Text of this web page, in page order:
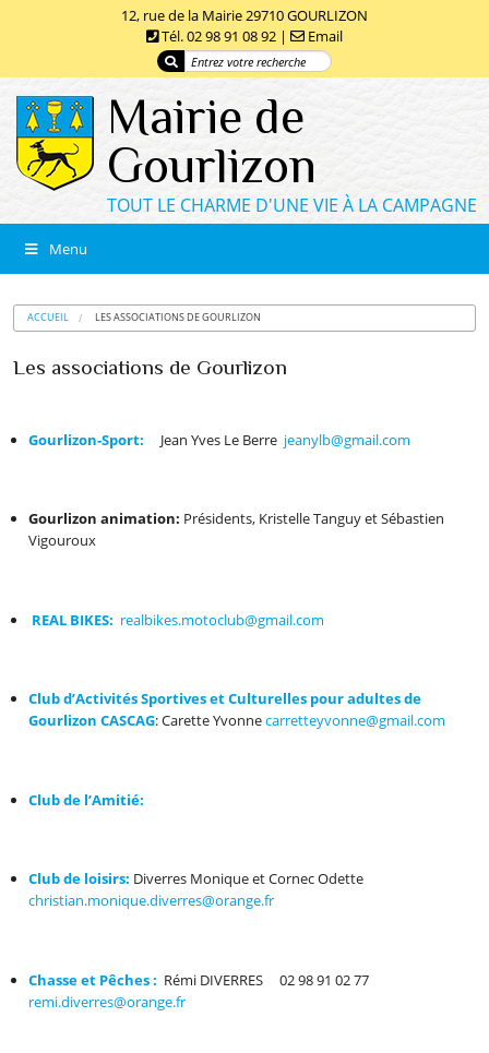
12, rue de la Mairie 29710 GOURLIZON
Tél. 02 98 91 08 92 |
Email
Mairie de
Gourlizon
TOUT LE CHARME D'UNE VIE À LA CAMPAGNE
Menu
ACCUEIL LES ASSOCIATIONS DE GOURLIZON
Les associations de Gourlizon
Gourlizon-Sport: Jean Yves Le Berre jeanylb@gmail.com
Gourlizon animation: Présidents, Kristelle Tanguy et Sébastien
Vigouroux
REAL BIKES: realbikes.motoclub@gmail.com
Club d’Activités Sportives et Culturelles pour adultes de
Gourlizon CASCAG: Carette Yvonnecarretteyvonne@gmail.com
Club de l’Amitié:
Club de loisirs: Diverres Monique et Cornec Odette
christian.monique.diverres@orange.fr
Chasse et Pêches : Rémi DIVERRES 02 98 91 02 77
remi.diverres@orange.fr